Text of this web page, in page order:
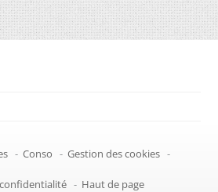
- Conso - Gestion des cookies -
- Haut de page